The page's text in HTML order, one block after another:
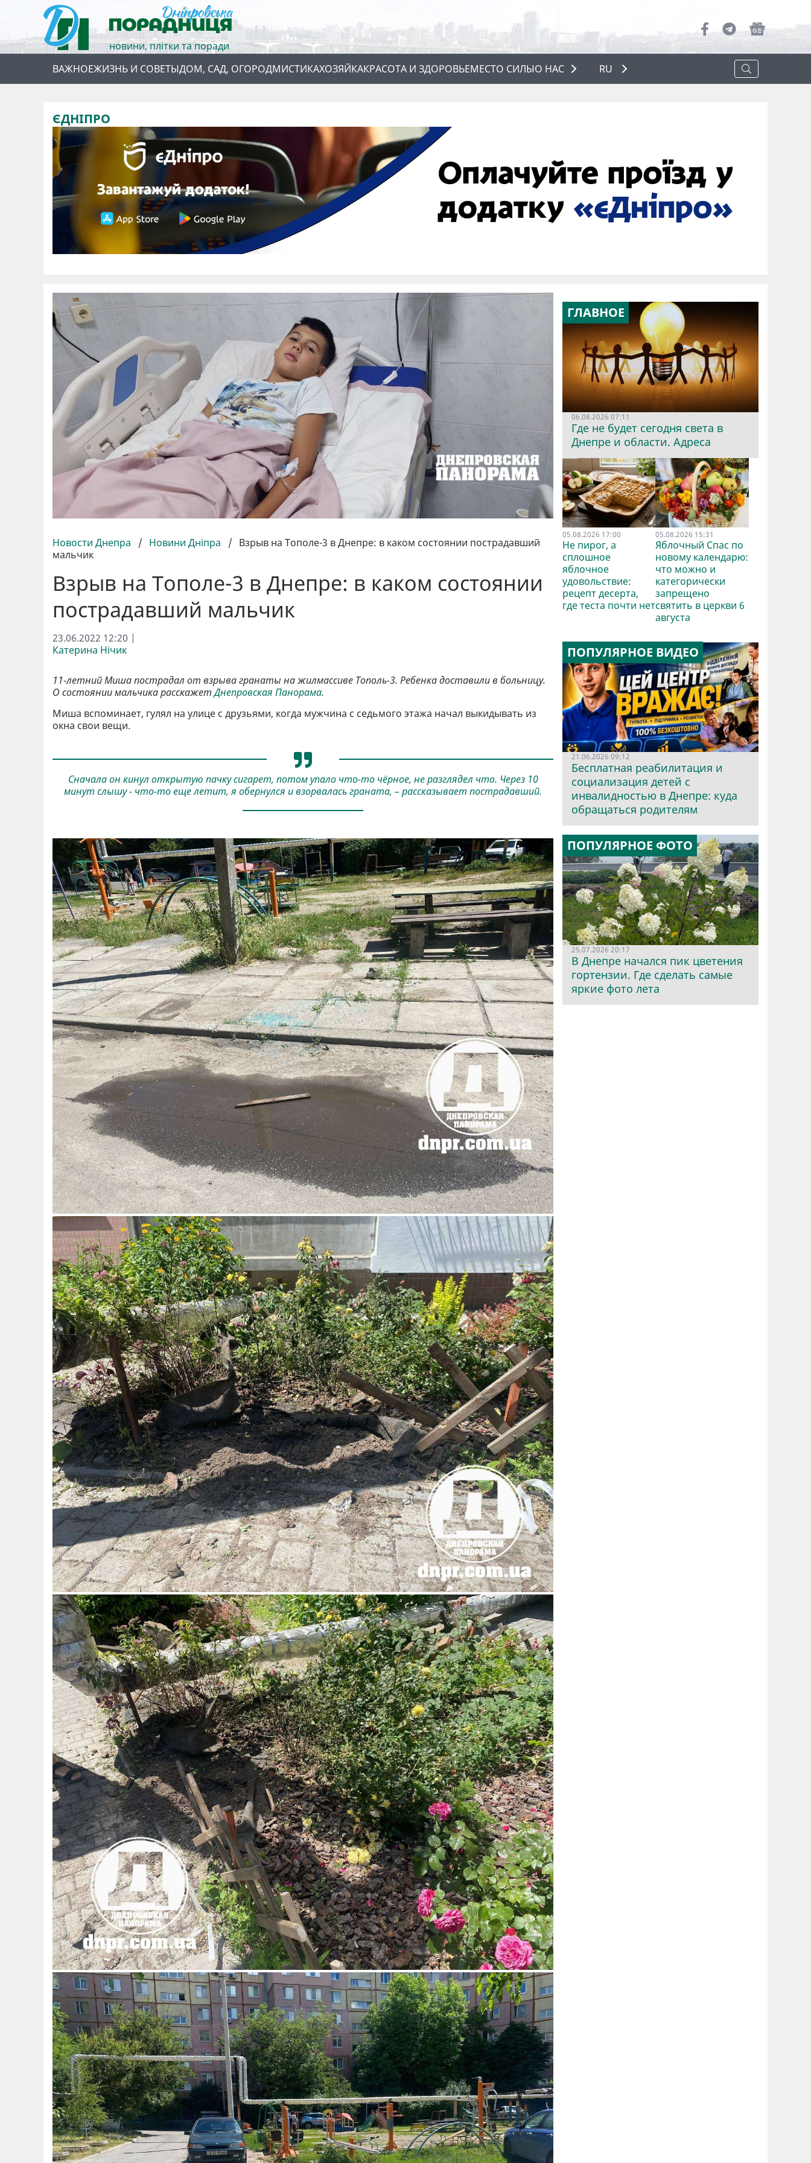
новини, плітки та поради
ВАЖНОЕЖИЗНЬ И СОВЕТЫДОМ, САД, ОГОРОДМИСТИКАХОЗЯЙКАКРАСОТА И ЗДОРОВЬЕМЕСТО СИЛЫО НАС
О НАС
RU
ЄДНІПРО
Новости Днепра / Новини Дніпра / Взрыв на Тополе-3 в Днепре: в каком состоянии пострадавший
мальчик
Взрыв на Тополе-3 в Днепре: в каком состоянии
пострадавший мальчик
23.06.2022 12:20 |
Катерина Нічик
11-летний Миша пострадал от взрыва гранаты на жилмассиве Тополь-3. Ребенка доставили в больницу.
О состоянии мальчика расскажетДнепровская Панорама.
Миша вспоминает, гулял на улице с друзьями, когда мужчина с седьмого этажа начал выкидывать из
окна свои вещи.
Сначала он кинул открытую пачку сигарет, потом упало что-то чёрное, не разглядел что. Через 10
минут слышу - что-то еще летит, я обернулся и взорвалась граната, – рассказывает пострадавший.
ГЛАВНОЕ
06.08.2026 07:11
Где не будет сегодня света в
Днепре и области. Адреса
05.08.2026 17:00
Не пирог, а
сплошное
яблочное
удовольствие:
рецепт десерта,
где теста почти нет
05.08.2026 15:31
Яблочный Спас по
новому календарю:
что можно и
категорически
запрещено
святить в церкви 6
августа
ПОПУЛЯРНОЕ ВИДЕО
21.06.2026 09:12
Бесплатная реабилитация и
социализация детей с
инвалидностью в Днепре: куда
обращаться родителям
ПОПУЛЯРНОЕ ФОТО
25.07.2026 20:17
В Днепре начался пик цветения
гортензии. Где сделать самые
яркие фото лета